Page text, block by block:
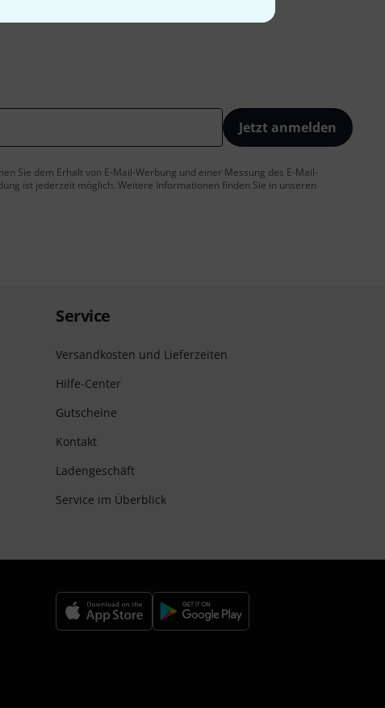
Jetzt anmelden
Sie dem Erhalt von E-Mail-Werbung und einer Messung des E-Mail-
ist jederzeit möglich. Weitere Informationen finden Sie in unseren
Service
Versandkosten und Lieferzeiten
Hilfe-Center
Gutscheine
Kontakt
Ladengeschäft
Service im Überblick